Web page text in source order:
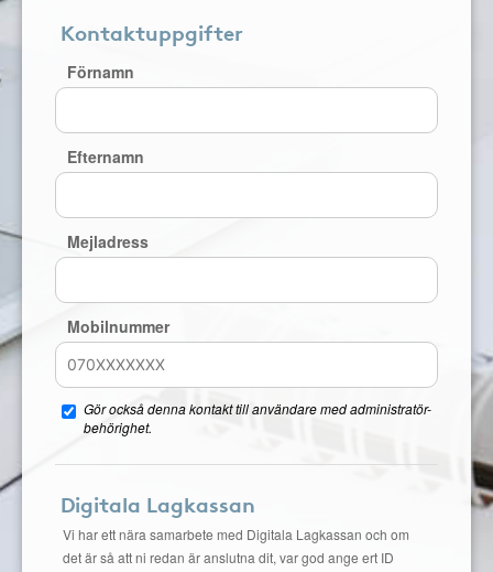
Kontaktuppgifter
Förnamn
Efternamn
Mejladress
Mobilnummer
Gör också denna kontakt till användare med administratör-
behörighet.
Digitala Lagkassan
Vi har ett nära samarbete med Digitala Lagkassan och om
det är så att ni redan är anslutna dit, var god ange ert ID